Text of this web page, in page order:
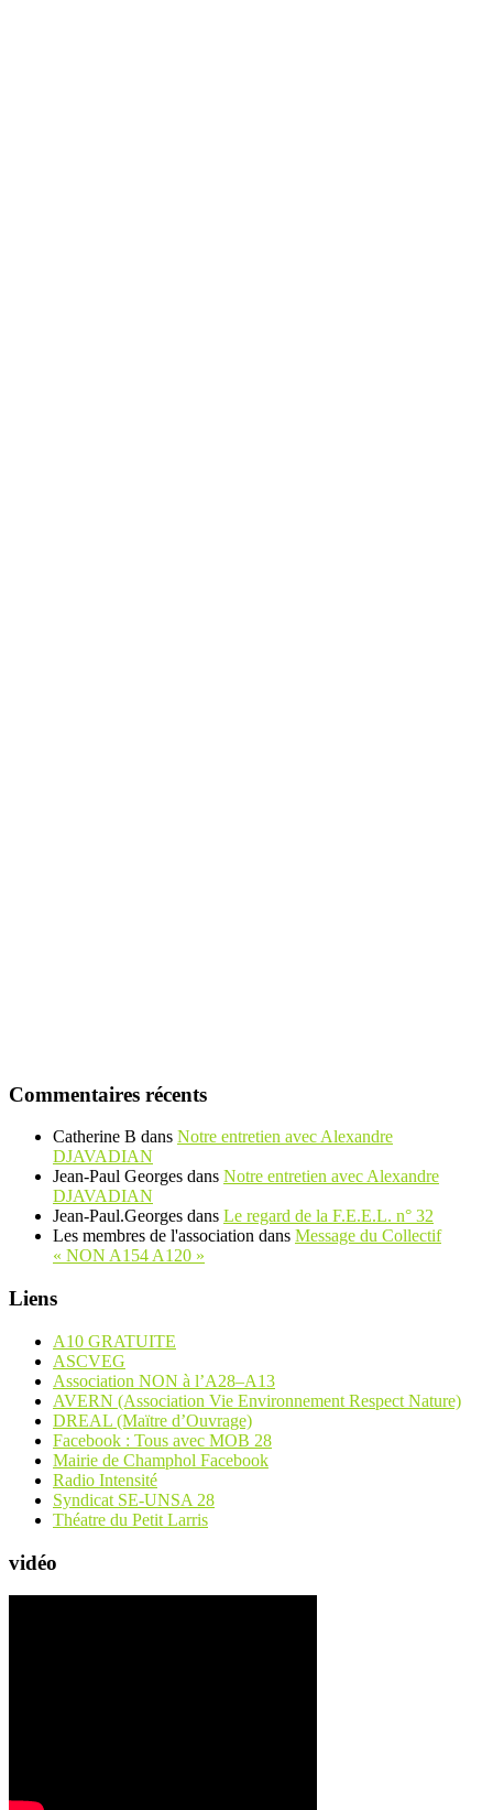
Commentaires récents
Catherine B dans Notre entretien avec Alexandre
DJAVADIAN
Jean-Paul Georges dans Notre entretien avec Alexandre
DJAVADIAN
Jean-Paul.Georges dans Le regard de la F.E.E.L. n° 32
Les membres de l'association dans Message du Collectif
« NON A154 A120 »
Liens
A10 GRATUITE
ASCVEG
Association NON à l’A28–A13
AVERN (Association Vie Environnement Respect Nature)
DREAL (Maïtre d’Ouvrage)
Facebook : Tous avec MOB 28
Mairie de Champhol Facebook
Radio Intensité
Syndicat SE-UNSA 28
Théatre du Petit Larris
vidéo